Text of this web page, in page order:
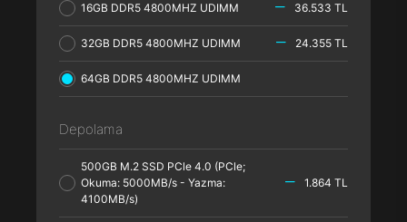
16GB DDR5 4800MHZ UDIMM 36.533 TL
32GB DDR5 4800MHZ UDIMM 24.355 TL
64GB DDR5 4800MHZ UDIMM
Depolama
500GB M.2 SSD PCle 4.0 (PCle;
Okuma: 5000MB/s - Yazma:
4100MB/s)
1.864 TL